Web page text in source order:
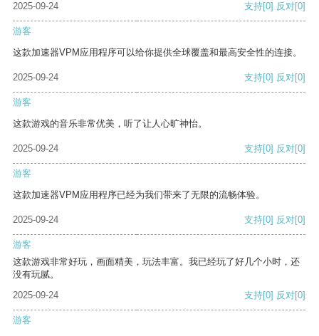
2025-09-24
支持[0] 反对[0]
游客
这款加速器VPM应用程序可以给你提供全球覆盖和最高安全性的连接。
2025-09-24 支持[0] 反对[0]
游客
这款游戏的音乐非常优美，听了让人心旷神怡。
2025-09-24 支持[0] 反对[0]
游客
这款加速器VPM应用程序已经为我们带来了无限的流畅体验。
2025-09-24 支持[0] 反对[0]
游客
这款游戏非常好玩，画面精美，玩法丰富。我已经玩了好几个小时，还
没有玩腻。
2025-09-24
支持[0] 反对[0]
游客